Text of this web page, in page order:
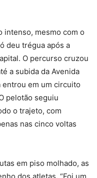
intenso, mesmo com o
deu trégua após a
O percurso cruzou
a subida da Avenida
entrou em um circuito
pelotão seguiu
o trajeto, com
nas cinco voltas
em piso molhado, as
dos atletas. “Foi um